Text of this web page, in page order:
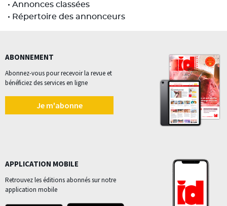
• Annonces classées
• Répertoire des annonceurs
ABONNEMENT
Abonnez-vous pour recevoir la revue et
bénéficiez des services en ligne
Je m'abonne
APPLICATION MOBILE
Retrouvez les éditions abonnés sur notre
application mobile